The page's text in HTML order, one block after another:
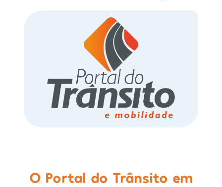
O Portal do Trânsito em